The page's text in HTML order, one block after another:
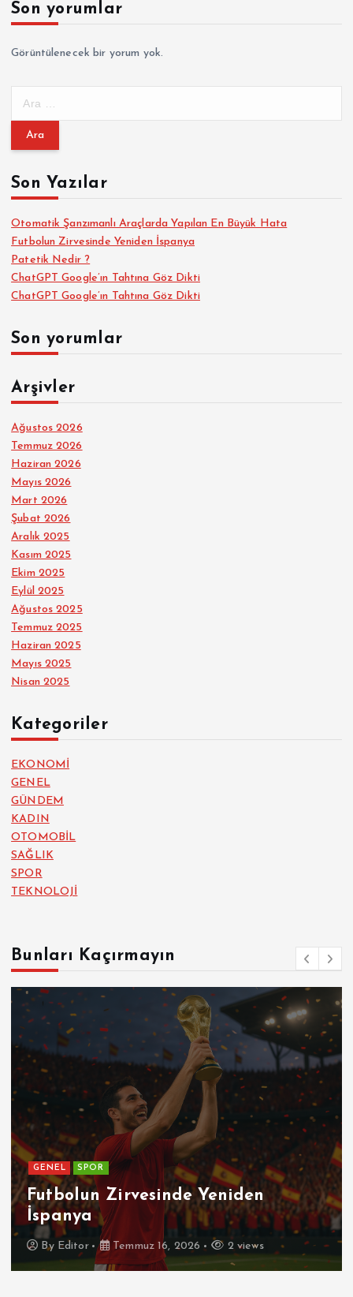
Son yorumlar
Görüntülenecek bir yorum yok.
m
:Son Yazılar
Otomatik Şanzımanlı Araçlarda Yapılan En Büyük Hata
Futbolun Zirvesinde Yeniden İspanya
Patetik Nedir ?
ChatGPT Google’ın Tahtına Göz Dikti
ChatGPT Google’ın Tahtına Göz Dikti
Son yorumlar
Arşivler
Ağustos 2026
Temmuz 2026
Haziran 2026
Mayıs 2026
Mart 2026
Şubat 2026
Aralık 2025
Kasım 2025
Ekim 2025
Eylül 2025
Ağustos 2025
Temmuz 2025
Haziran 2025
Mayıs 2025
Nisan 2025
Kategoriler
EKONOMİ
GENEL
GÜNDEM
KADIN
OTOMOBİL
SAĞLIK
SPOR
TEKNOLOJİ
Bunları Kaçırmayın
GENEL
Patetik Nedir ?
ByEditor Temmuz 7, 2026 7 views